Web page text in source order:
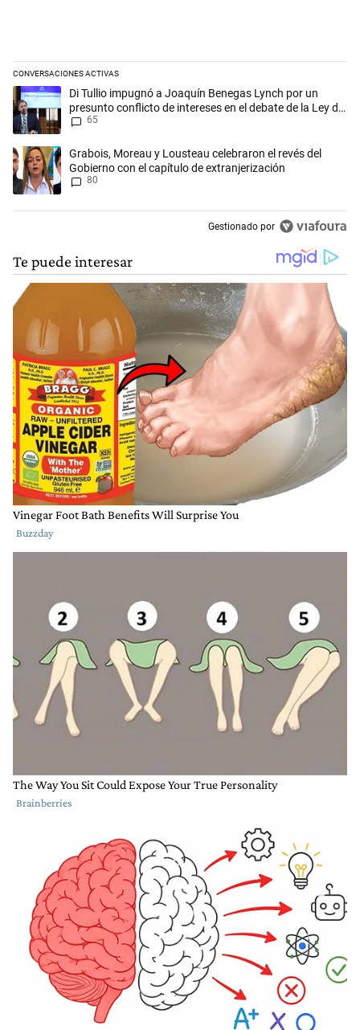
CONVERSACIONES ACTIVAS
Este listado muestra los artículos con más comentarios en los
Un artículo de tendencia con el título "Di Tullio impugnó a Joaquín
Di Tullio impugnó a Joaquín Benegas Lynch por un
presunto conflicto de intereses en el debate de la Ley de
Tierras
65
Un artículo de tendencia con el título "Grabois, Moreau y Lousteau
Grabois, Moreau y Lousteau celebraron el revés del
Gobierno con el capítulo de extranjerización
80
Gestionado por